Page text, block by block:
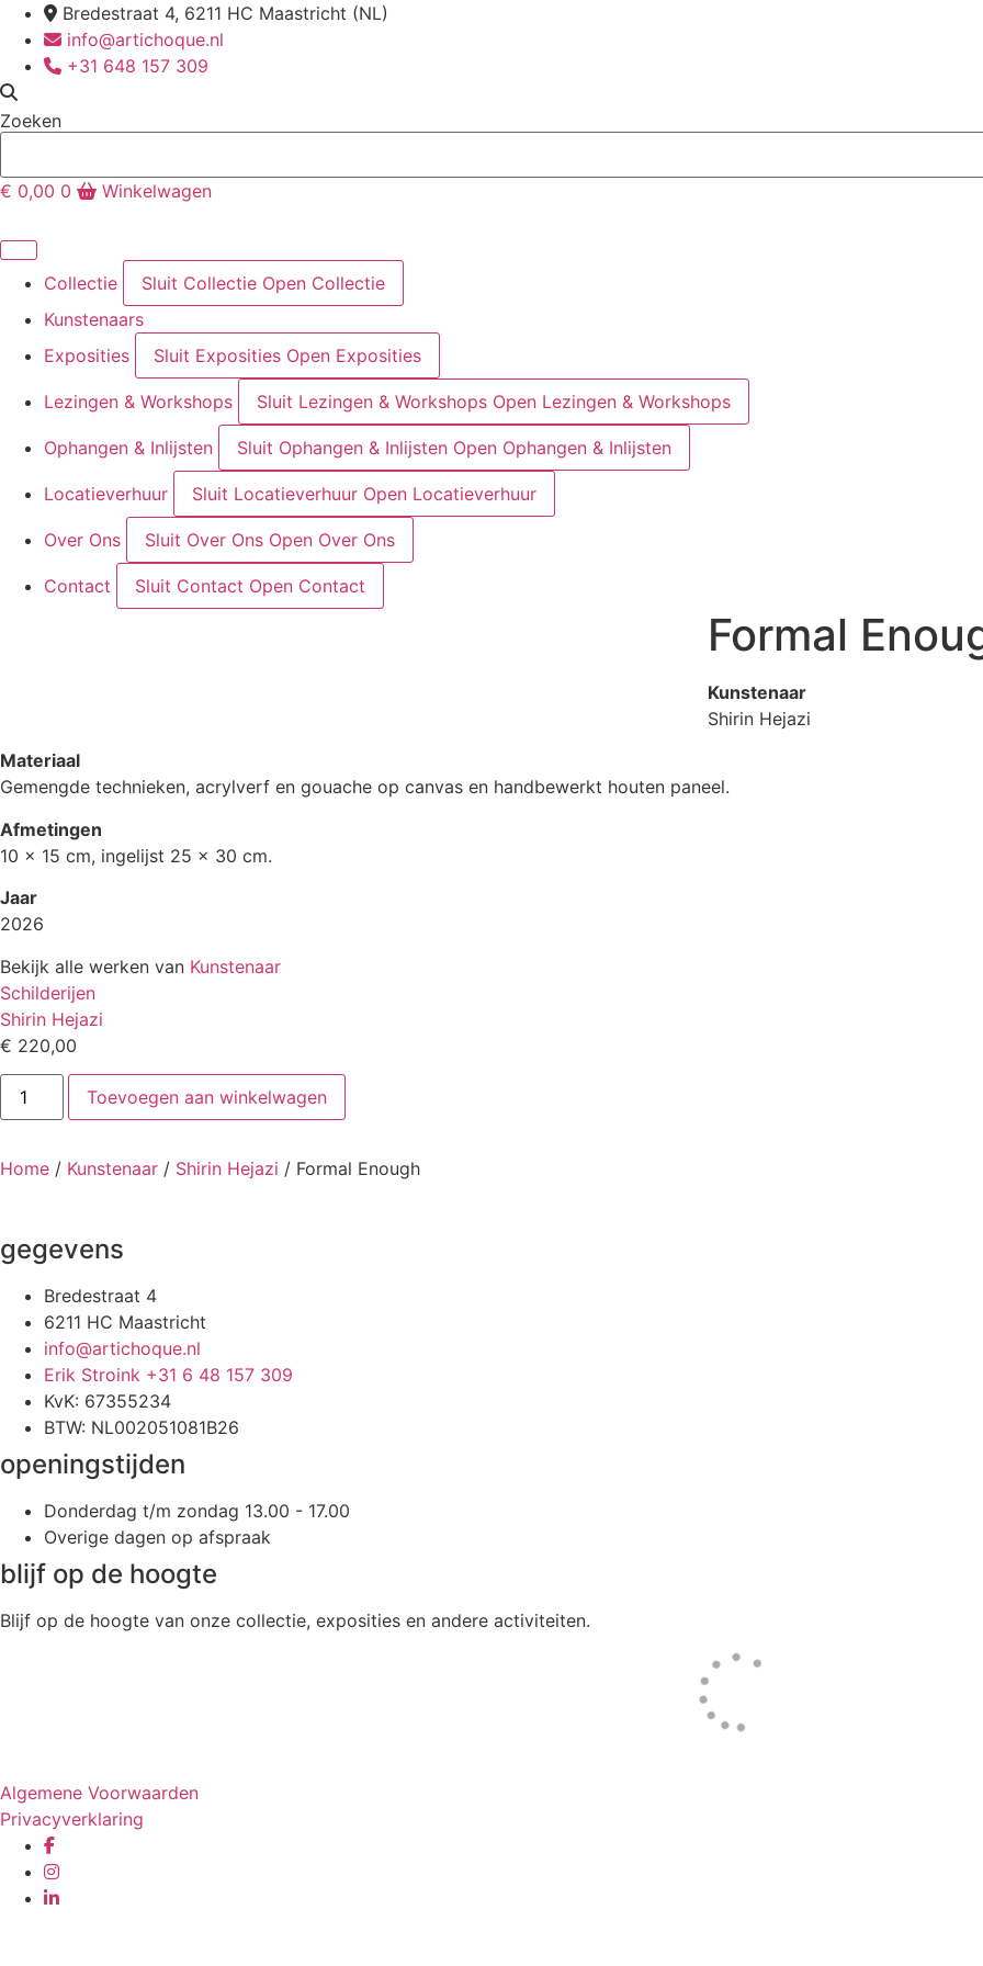
naar
inhoud
Bredestraat 4, 6211 HC Maastricht (NL)
info@artichoque.nl
+31 648 157 309
Zoeken
€ 0,00 0 Winkelwagen
Collectie Sluit Collectie Open Collectie
Kunstenaars
Exposities
Sluit Exposities Open Exposities
Lezingen & Workshops Sluit Lezingen & Workshops Open Lezingen & Workshops
Ophangen & Inlijsten Sluit Ophangen & Inlijsten Open Ophangen & Inlijsten
Locatieverhuur Sluit Locatieverhuur Open Locatieverhuur
Over Ons Sluit Over Ons Open Over Ons
Contact Sluit Contact Open Contact
Formal
Kunstenaar
Shirin Hejazi
Materiaal
Gemengde technieken, acrylverf en gouache op canvas en handbewerkt houten paneel.
Afmetingen
10 x 15 cm, ingelijst 25 x 30 cm.
Jaar
2026
Bekijk alle werken van Kunstenaar
Schilderijen
Shirin Hejazi
€ 220,00
Formal
Enough
aantal
Toevoegen aan winkelwagen
Home / Kunstenaar / Shirin Hejazi / Formal Enough
gegevens
Bredestraat 4
6211 HC Maastricht
info@artichoque.nl
Erik Stroink +31 6 48 157 309
KvK: 67355234
BTW: NL002051081B26
openingstijden
Donderdag t/m zondag 13.00 - 17.00
Overige dagen op afspraak
blijf op de hoogte
Blijf op de hoogte van onze collectie, exposities en andere activiteiten.
Algemene Voorwaarden
Privacyverklaring